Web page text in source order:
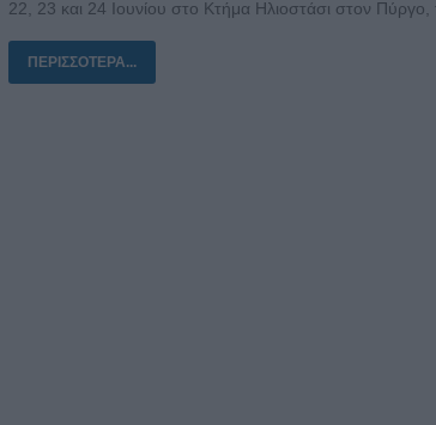
22, 23 και 24 Ιουνίου στο Κτήμα Ηλιοστάσι στον Πύργο,
ΠΕΡΙΣΣΌΤΕΡΑ...